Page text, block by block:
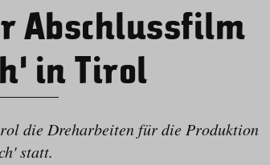
Abschlussfilm
in Tirol
die Dreharbeiten für die Produktion
statt.